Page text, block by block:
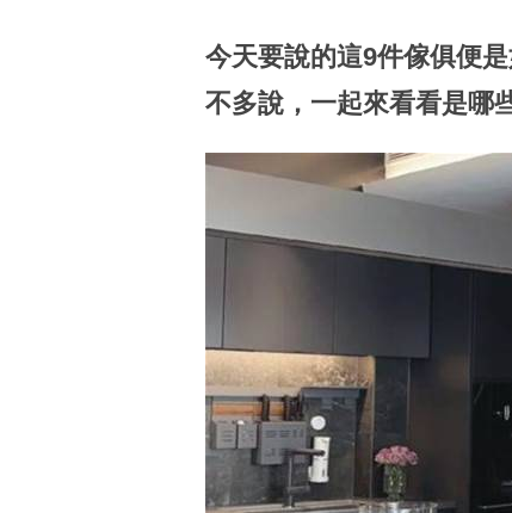
今天要說的這9件傢俱便
不多說，一起來看看是哪